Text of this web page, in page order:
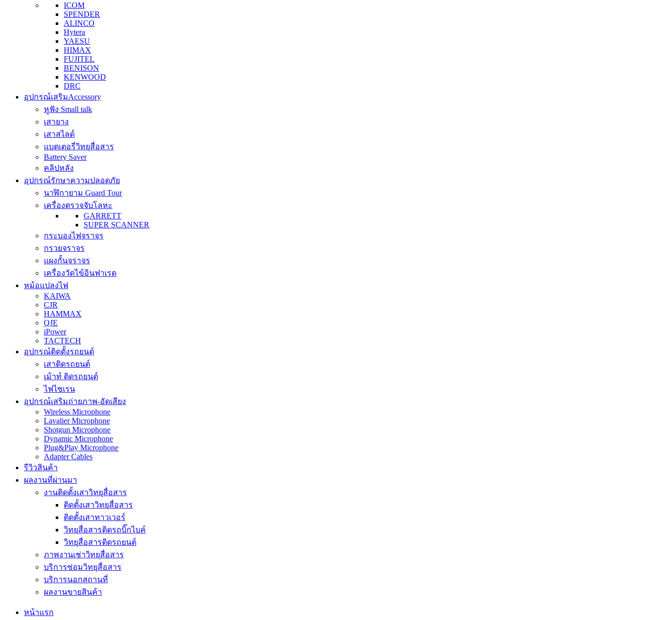
ICOM
SPENDER
ALINCO
Hytera
YAESU
HIMAX
FUJITEL
BENISON
KENWOOD
DRC
อุปกรณ์เสริมAccessory
หูฟัง Small talk
เสายาง
เสาสไลด์
แบตเตอรี่วิทยุสื่อสาร
Battery Saver
คลิปหลัง
อุปกรณ์รักษาความปลอดภัย
นาฬิกายาม Guard Tour
เครื่องตรวจจับโลหะ
GARRETT
SUPER SCANNER
กระบองไฟจราจร
กรวยจราจร
แผงกั้นจราจร
เครื่องวัดไข้อินฟาเรด
หม้อแปลงไฟ
KAIWA
CJR
HAMMAX
QJE
iPower
TACTECH
อุปกรณ์ติดตั้งรถยนต์
เสาติดรถยนต์
เม้าท์ ติดรถยนต์
ไฟไซเรน
อุปกรณ์เสริมถ่ายภาพ-อัดเสียง
Wireless Microphone
Lavalier Microphone
Shotgun Microphone
Dynamic Microphone
Plug&Play Microphone
Adapter Cables
รีวิวสินค้า
ผลงานที่ผ่านมา
งานติดตั้งเสาวิทยุสื่อสาร
ติดตั้งเสาวิทยุสื่อสาร
ติดตั้งเสาทาวเวอร์
วิทยุสื่อสารติดรถบิ๊กไบค์
วิทยุสื่อสารติดรถยนต์
ภาพงานเช่าวิทยุสื่อสาร
บริการซ่อมวิทยุสื่อสาร
บริการนอกสถานที่
ผลงานขายสินค้า
หน้าแรก